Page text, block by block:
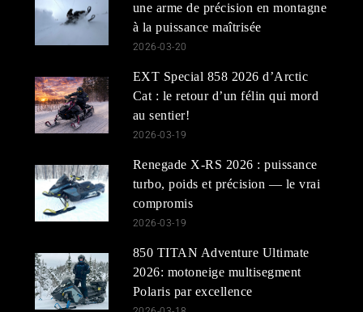
une arme de précision en montagne
à la puissance maîtrisée
2026-03-20
EXT Special 858 2026 d’Arctic
Cat : le retour d’un félin qui mord
au sentier!
2026-03-19
Renegade X-RS 2026 : puissance
turbo, poids et précision — le vrai
compromis
2026-03-19
850 TITAN Adventure Ultimate
2026: motoneige multisegment
Polaris par excellence